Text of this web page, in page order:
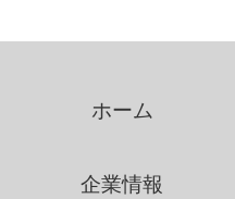
ホーム
企業情報